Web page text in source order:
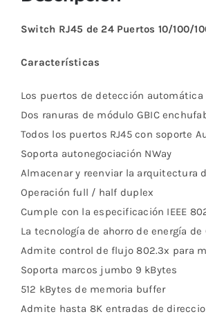
Switch RJ45 de 24 Puertos 10/100/
Características
Los puertos de detección
Dos ranuras de módulo GBIC
Todos los puertos RJ45 con soporte
Soporta autonegociación NWay
Almacenar y reenviar la arquitectura
Operación full / half duplex
Cumple con la especificación IEEE
La tecnología de ahorro de energía
Admite control de flujo 802.3x para
Soporta marcos jumbo 9 kBytes
512 kBytes de memoria buffer
Admite hasta 8K entradas de